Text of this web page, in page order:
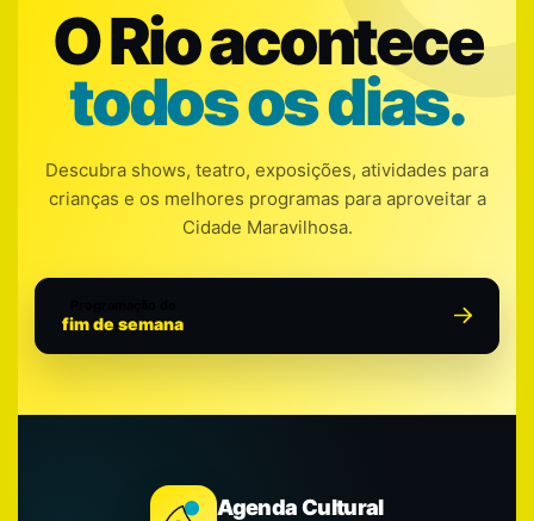
O Rio acontece
todos os dias.
Descubra shows, teatro, exposições, atividades para
crianças e os melhores programas para aproveitar a
Cidade Maravilhosa.
fim de semana
Agenda Cultural